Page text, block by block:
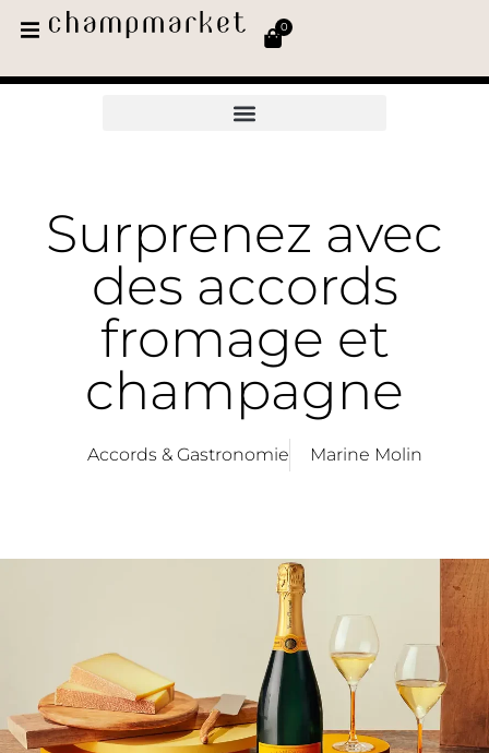
0
Surprenez avec
des accords
fromage et
champagne
Accords & Gastronomie Marine Molin